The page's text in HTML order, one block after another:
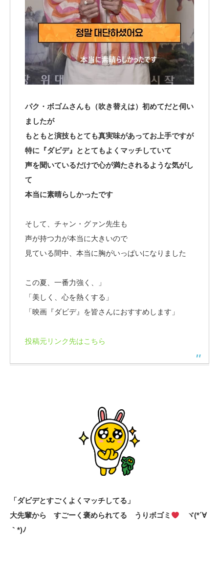
パク・ボゴムさんも（吹き替えは）初めてだと伺い
ましたが
もともと演技もとても真実味があってお上手ですが
特に『ダビデ』ととてもよくマッチしていて
声を聞いているだけで心が満たされるような気がし
て
本当に素晴らしかったです
そして、チャン・グァン先生も
声が持つ力が本当に大きいので
見ている間中、本当に胸がいっぱいになりました
この夏、一番力強く、」
「美しく、心を熱くする」
「映画『ダビデ』を皆さんにおすすめします」
投稿元リンク先はこちら
「ダビデとすごくよくマッチしてる」
大先輩から すごーく褒められてる うりボゴミ
ヾ(*´∀
｀*)ﾉ